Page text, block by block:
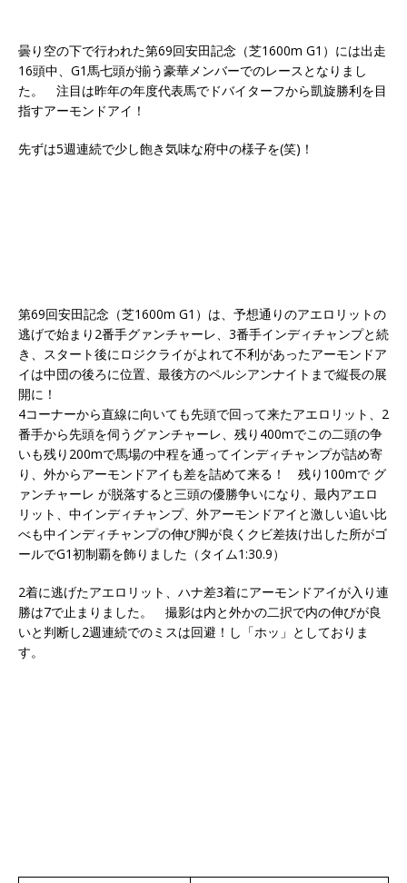
曇り空の下で行われた第69回安田記念（芝1600m G1）には出走
16頭中、G1馬七頭が揃う豪華メンバーでのレースとなりまし
た。 注目は昨年の年度代表馬でドバイターフから凱旋勝利を目
指すアーモンドアイ！
先ずは5週連続で少し飽き気味な府中の様子を(笑)！
第69回安田記念（芝1600m G1）は、予想通りのアエロリットの
逃げで始まり2番手グァンチャーレ、3番手インディチャンプと続
き、スタート後にロジクライがよれて不利があったアーモンドア
イは中団の後ろに位置、最後方のペルシアンナイトまで縦長の展
開に！
4コーナーから直線に向いても先頭で回って来たアエロリット、2
番手から先頭を伺うグァンチャーレ、残り400mでこの二頭の争
いも残り200mで馬場の中程を通ってインディチャンプが詰め寄
り、外からアーモンドアイも差を詰めて来る！ 残り100mで グ
ァンチャーレ が脱落すると三頭の優勝争いになり、最内アエロ
リット、中インディチャンプ、外アーモンドアイと激しい追い比
べも中インディチャンプの伸び脚が良くクビ差抜け出した所がゴ
ールでG1初制覇を飾りました（タイム1:30.9）
2着に逃げたアエロリット、ハナ差3着にアーモンドアイが入り連
勝は7で止まりました。 撮影は内と外かの二択で内の伸びが良
いと判断し2週連続でのミスは回避！し「ホッ」としておりま
す。